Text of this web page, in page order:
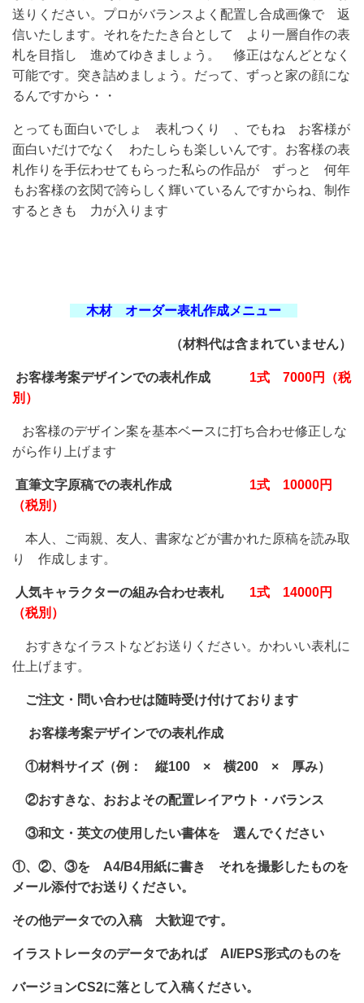
送りください。プロがバランスよく配置し合成画像で 返
信いたします。それをたたき台として より一層自作の表
札を目指し 進めてゆきましょう。 修正はなんどとなく
可能です。突き詰めましょう。だって、ずっと家の顔にな
るんですから・・
とっても面白いでしょ 表札つくり 、でもね お客様が
面白いだけでなく わたしらも楽しいんです。お客様の表
札作りを手伝わせてもらった私らの作品が ずっと 何年
もお客様の玄関で誇らしく輝いているんですからね、制作
するときも 力が入ります
木材 オーダー表札作成メニュー
（材料代は含まれていません）
お客様考案デザインでの表札作成 1式 7000円（税
別）
お客様のデザイン案を基本ベースに打ち合わせ修正しな
がら作り上げます
直筆文字原稿での表札作成 1式 10000円
（税別）
本人、ご両親、友人、書家などが書かれた原稿を読み取
り 作成します。
人気キャラクターの組み合わせ表札 1式 14000円
（税別）
おすきなイラストなどお送りください。かわいい表札に
仕上げます。
ご注文・問い合わせは随時受け付けております
お客様考案デザインでの表札作成
①材料サイズ（例： 縦100 × 横200 × 厚み）
②おすきな、おおよその配置レイアウト・バランス
③和文・英文の使用したい書体を 選んでください
①、②、③を A4/B4用紙に書き それを撮影したものを
メール添付でお送りください。
その他データでの入稿 大歓迎です。
イラストレータのデータであれば AI/EPS形式のものを
バージョンCS2に落として入稿ください。